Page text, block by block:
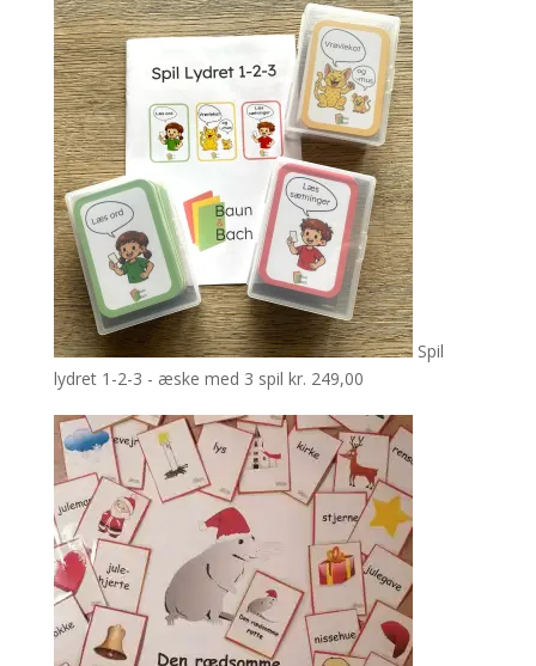
Spil
lydret 1-2-3 - æske med 3 spil kr. 249,00